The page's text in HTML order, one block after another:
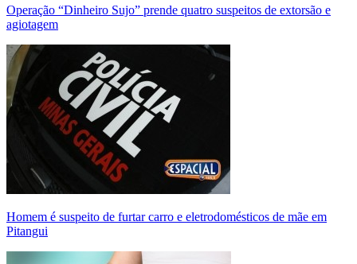
Operação “Dinheiro Sujo” prende quatro suspeitos de extorsão e
agiotagem
Homem é suspeito de furtar carro e eletrodomésticos de mãe em
Pitangui